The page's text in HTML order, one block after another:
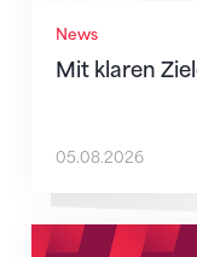
News
Mit klaren
05.08.2026
Neue